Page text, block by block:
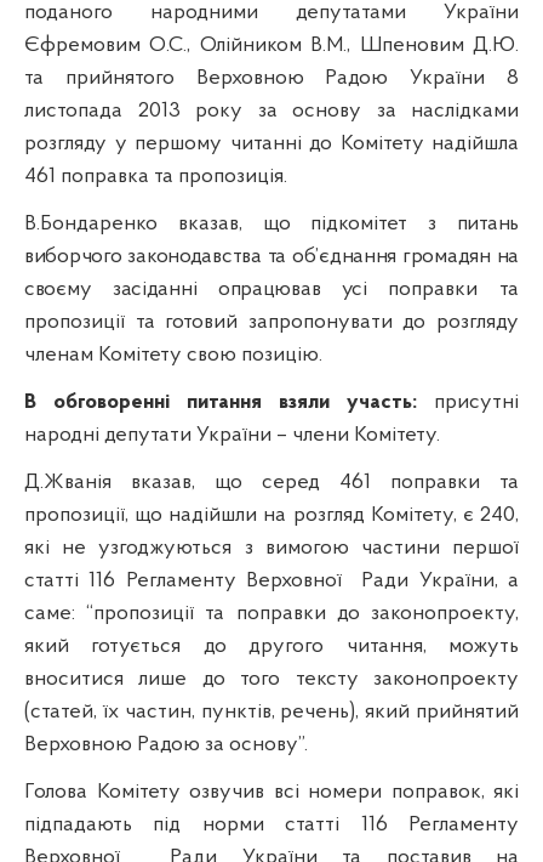
поданого народними депутатами України
Єфремовим О.С., Олійником В.М., Шпеновим Д.Ю.
та прийнятого Верховною Радою України 8
листопада 2013 року за основу за наслідками
розгляду у першому читанні до Комітету надійшла
461 поправка та пропозиція.
В.Бондаренко вказав, що підкомітетз питань
виборчого законодавства та об’єднання громадян на
своєму засіданні опрацював усі поправки та
пропозиції та готовий запропонувати до розгляду
членам Комітету свою позицію.
В обговоренні питання взяли участь: присутні
народні депутати України – члени Комітету.
Д.Жванія вказав, що серед 461
поправки та
пропозиції, що надійшли на розгляд Комітету, є 240,
які не узгоджуються з вимогою частини першої
статті 116 Регламенту Верховної
Ради України, а
саме: “пропозиції та поправки до законопроекту,
який готується до другого читання, можуть
вноситися лише до того тексту законопроекту
(статей, їх частин, пунктів, речень), який прийнятий
Верховною Радою за основу”.
Голова Комітету озвучив всі номери поправок, які
підпадають під норми статті 116 Регламенту